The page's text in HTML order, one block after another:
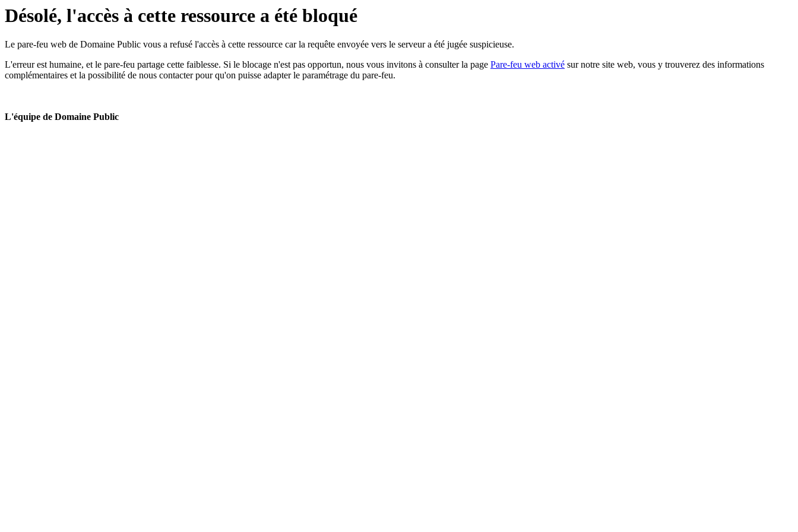
Désolé, l'accès à cette ressource a été bloqué
Le pare-feu web de Domaine Public vous a refusé l'accès à cette ressource car la requête envoyée vers le serveur a été jugée suspicieuse.
L'erreur est humaine, et le pare-feu partage cette faiblesse. Si le blocage n'est pas opportun, nous vous invitons à consulter la page Pare-feu web activé sur notre site web, vous y trouverez des informations
complémentaires et la possibilité de nous contacter pour qu'on puisse adapter le paramétrage du pare-feu.
L'équipe de Domaine Public